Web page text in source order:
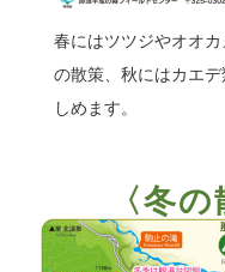
春にはツツジやオオ
の散策、秋にはカエ
しめます。
〈冬